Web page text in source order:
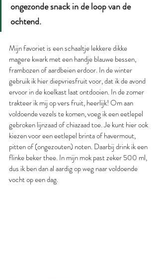
ongezonde snack in de loop van de
ochtend.
Mijn favoriet is een schaaltje lekkere dikke
magere kwark met een handje blauwe bessen,
frambozen of aardbeien erdoor. In de winter
gebruik ik hier diepvriesfruit voor, dat ik de avond
ervoor in de koelkast laat ontdooien. In de zomer
trakteer ik mij op vers fruit, heerlijk! Om aan
voldoende vezels te komen, voeg ik een eetlepel
gebroken lijnzaad of chiazaad toe. Je kunt hier ook
kiezen voor een eetlepel brinta of havermout,
pitten of (ongezouten) noten. Daarbij drink ik een
flinke beker thee. In mijn mok past zeker 500 ml,
dus ik ben dan al aardig op weg naar voldoende
vocht op een dag.